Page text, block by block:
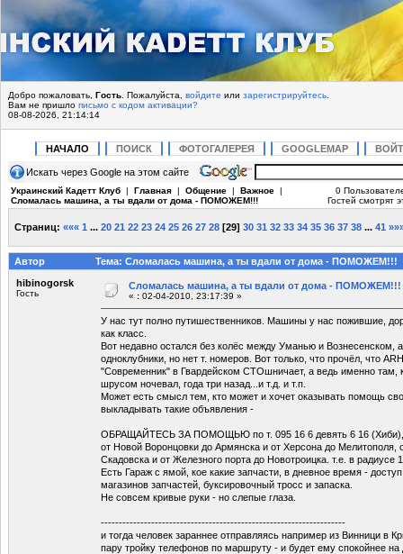
Добро пожаловать, Гость . Пожалуйста, войдите или зарегистрируйтесь
Вам не пришло письмо с кодом активации?
08-08-2026, 21:14:14
НАЧАЛО ПОИСК ФОТОГАЛЕРЕЯ GOOGLEMAP
Искать через Google на этом сайте
Украинский Кадетт Клуб | Главная | Общение | Важное |
Сломалась машина, а ты вдали от дома - ПОМОЖЕМ!!!
0
Гостей смотрят
Страниц: ««« 1 ... 20 21 22 23 24 25 26 27 28 [29] 30 31 32 33 34 35 36 37 38 ... 41
Автор
Тема: Сломалась машина, а ты вдали от дома - ПОМОЖЕМ!!!
hibinogorsk
Гость
Сломалась машина, а ты вдали от дома - ПОМОЖЕМ!!!
« : 02-04-2010, 23:17:39 »
У нас тут полно путишественников. Машины у нас пожившие,
как класс.
Вот недавно остался без колёс между Уманью и Вознесенском,
одноклубники, но нет т. номеров. Вот только, что прочёл, что
"Современник" в Гвардейском СТОшничает, а ведь именно там,
шрусом ночевал, года три назад...и т.д. и т.п.
Может есть смысл тем, кто может и хочет оказывать помощь
выкладывать такие объявления -
ОБРАЩАЙТЕСЬ ЗА ПОМОЩЬЮ по т. 095 16 6 девять 6 16 (Хиби),
от Новой Воронцовки до Армянска и от Херсона до Мелитополя,
Скадовска и от Железного порта до Новотроицка. т.е. в радиусе
Есть Гараж с ямой, кое какие запчасти, в дневное время -
магазинов запчастей, буксировочный тросс и запаска.
Не совсем кривые руки - но слепые глаза.
--------------------------------------------------------------------
и тогда человек зараннее отправляясь например из Винници в
пару тройку телефонов по маршруту - и будет ему спокойнее